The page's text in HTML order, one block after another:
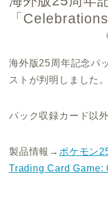
「
海外版25周年記念パ
ストが判明しました。
パック収録カード以
製品情報→ ポケモン
Trading Card Game: